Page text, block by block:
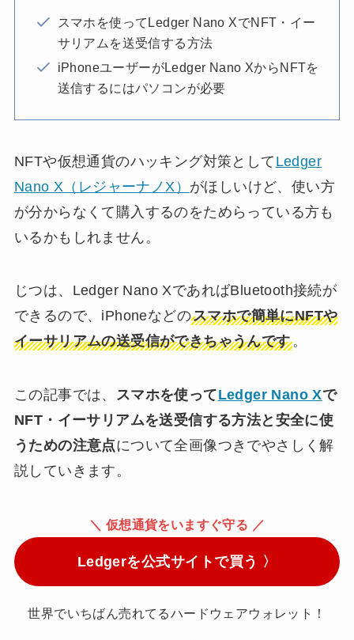
スマホを使ってLedger Nano XでNFT・イー
サリアムを送受信する方法
iPhoneユーザーがLedger Nano XからNFTを
送信するにはパソコンが必要
NFTや仮想通貨のハッキング対策として Ledger
Nano X（レジャーナノX） がほしいけど、使い方
が分からなくて購入するのをためらっている方も
いるかもしれません。
じつは、Ledger Nano XであればBluetooth接続が
できるので、iPhoneなどのスマホで簡単にNFTや
イーサリアムの送受信ができちゃうんです。
この記事では、 スマホを使ってLedger Nano Xで
NFT・イーサリアムを送受信する方法と安全に使
うための注意点について全画像つきでやさしく解
説していきます。
＼ 仮想通貨をいますぐ守る ／
Ledgerを公式サイトで買う 〉
世界でいちばん売れてるハードウェアウォレット！